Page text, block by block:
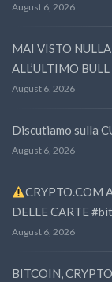
August 6, 2026
MAI VISTO
ALL’ULTIMO
August 6, 2026
Discutiamo sulla
August 6, 2026
CRYPTO.COM
DELLE CARTE
August 6, 2026
BITCOIN,